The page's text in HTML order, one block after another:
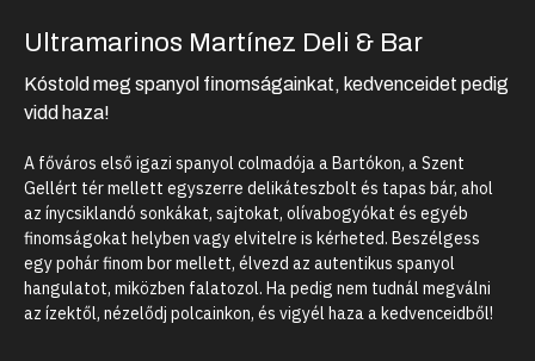
Ultramarinos Martínez Deli & Bar
Kóstold meg spanyol finomságainkat, kedvenceidet pedig
vidd haza!
A főváros első igazi spanyol colmadója a Bartókon, a Szent
Gellért tér mellett egyszerre delikáteszbolt és tapas bár, ahol
az ínycsiklandó sonkákat, sajtokat, olívabogyókat és egyéb
finomságokat helyben vagy elvitelre is kérheted. Beszélgess
egy pohár finom bor mellett, élvezd az autentikus spanyol
hangulatot, miközben falatozol. Ha pedig nem tudnál megválni
az ízektől, nézelődj polcainkon, és vigyél haza a kedvenceidből!